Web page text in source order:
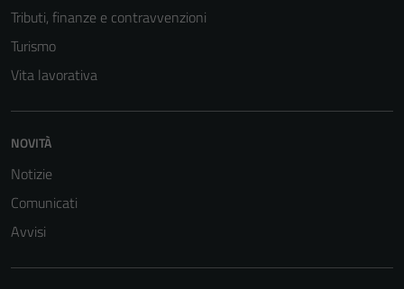
Tributi, finanze e contravvenzioni
Turismo
Vita lavorativa
NOVITÀ
Notizie
Comunicati
Avvisi